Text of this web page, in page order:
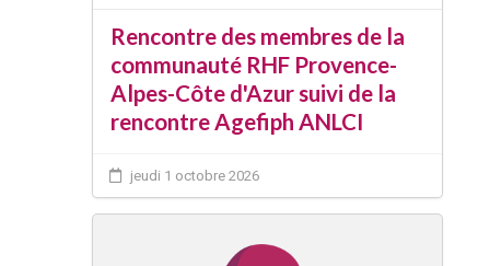
Rencontre des membres de la
communauté RHF Provence-
Alpes-Côte d'Azur suivi de la
rencontre Agefiph ANLCI
jeudi 1 octobre 2026